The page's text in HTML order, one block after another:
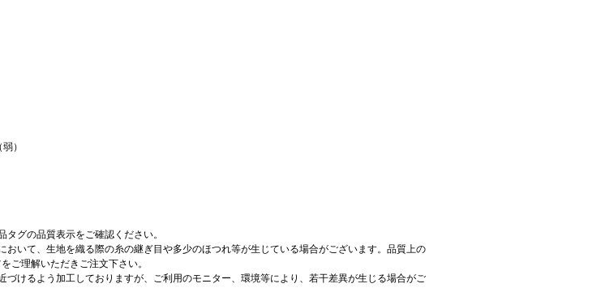
）
グの品質表示をご確認ください。
おいて、生地を織る際の糸の継ぎ目や多少のほつれ等が生じている場合がございます。品質上の
ご理解いただきご注文下さい。
づけるよう加工しておりますが、ご利用のモニター、環境等により、若干差異が生じる場合がご